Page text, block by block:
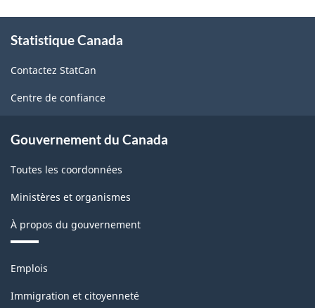
propos
ce
site
Statistique Canada
Contactez StatCan
Centre de confiance
Gouvernement du Canada
Toutes les coordonnées
Ministères et organismes
À propos du gouvernement
Thèmes
sujets
Emplois
Immigration et citoyenneté